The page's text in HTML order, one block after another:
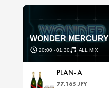
WONDER MERCURY
20:00 - 01:30 ALL MIX
PLAN-A
77,165 JPY